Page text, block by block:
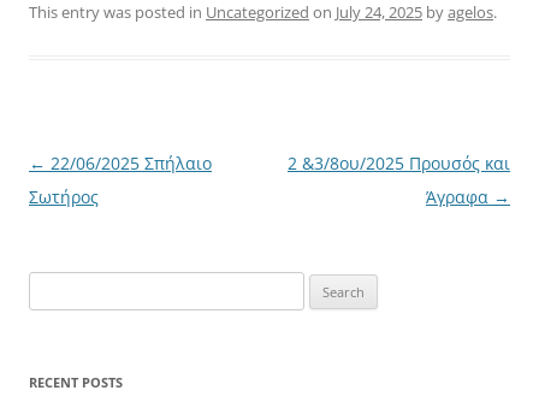
This entry was posted in Uncategorized on July 24, 2025 byagelos.
Post
navigation
← 22/06/2025 Σπήλαιο
Σωτήρος
2 &3/8ου/2025 Προυσός και
Άγραφα →
for:
RECENT POSTS